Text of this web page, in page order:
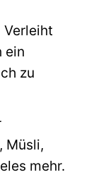
Verleiht
ein
zu
Müsli,
mehr.